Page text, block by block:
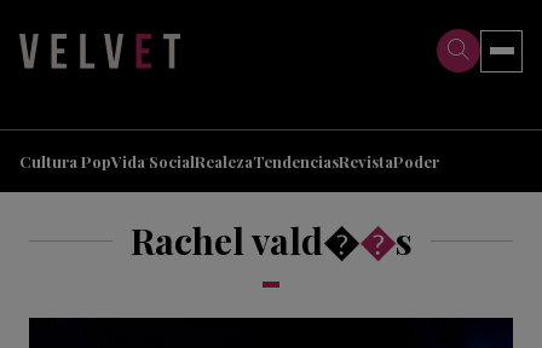
Cultura PopVida SocialRealezaTendenciasRevistaPoder
Rachel vald��s